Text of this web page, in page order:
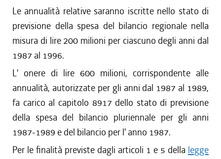
Le annualità relative saranno iscritte nello stato di
previsione della spesa del bilancio regionale nella
misura di lire 200 milioni per ciascuno degli anni dal
1987 al 1996.
L' onere di lire 600 milioni, corrispondente alle
annualità, autorizzate per gli anni dal 1987 al 1989,
fa carico al capitolo 8917 dello stato di previsione
della spesa del bilancio pluriennale per gli anni
1987-1989 e del bilancio per l' anno 1987.
Per le finalità previste dagli articoli 1 e 5 della legge